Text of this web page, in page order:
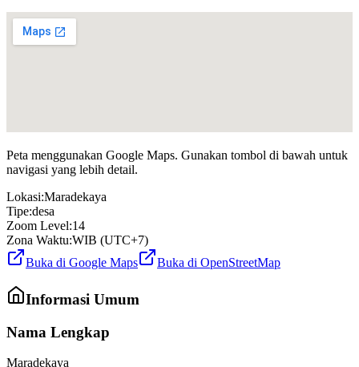
Peta menggunakan Google Maps. Gunakan tombol di bawah untuk
navigasi yang lebih detail.
Lokasi:Maradekaya
Tipe:desa
Zoom Level:14
Zona Waktu:WIB (UTC+7)
Buka di Google Maps
Buka di OpenStreetMap
Informasi Umum
Nama Lengkap
Maradekaya